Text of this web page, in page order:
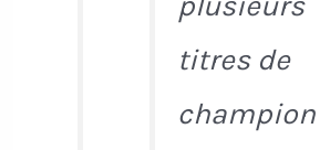
titres de
champion